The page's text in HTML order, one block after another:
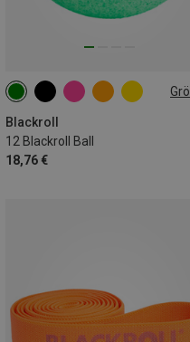
Blackroll
12 Blackroll Ball
18,76 €
12CM